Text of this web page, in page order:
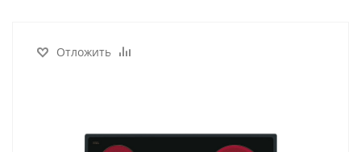
Отложить